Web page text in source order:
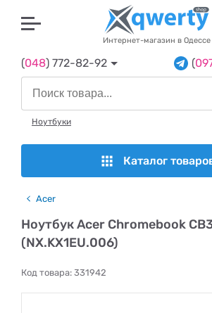
Интернет-магазин в Одессе
(048) 772-82-92 (
Ноутбуки
Каталог
Acer
Ноутбук Acer Chromebook
(NX.KX1EU.006)
Код товара: 331942